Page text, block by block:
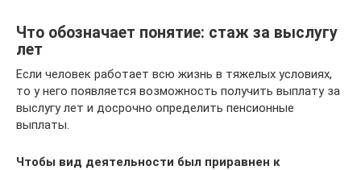
Что обозначает понятие: стаж за выслугу
лет
Если человек работает всю жизнь в тяжелых условиях,
то у него появляется возможность получить выплату за
выслугу лет и досрочно определить пенсионные
выплаты.
Чтобы вид деятельности был приравнен к